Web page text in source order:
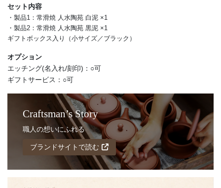
セット内容
・製品1：常滑焼 人水陶苑 白泥 ×1
・製品2：常滑焼 人水陶苑 黒泥 ×1
ギフトボックス入り（小サイズ／ブラック）
オプション
エッチング(名入れ/刻印)：○可
ギフトサービス：○可
Craftsman’s Story
職人の想いにふれる
ブランドサイトで読む